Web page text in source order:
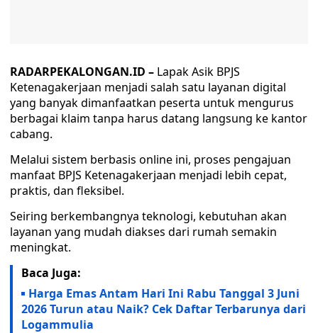
RADARPEKALONGAN.ID – Lapak Asik BPJS
Ketenagakerjaan menjadi salah satu layanan digital
yang banyak dimanfaatkan peserta untuk mengurus
berbagai klaim tanpa harus datang langsung ke kantor
cabang.
Melalui sistem berbasis online ini, proses pengajuan
manfaat BPJS Ketenagakerjaan menjadi lebih cepat,
praktis, dan fleksibel.
Seiring berkembangnya teknologi, kebutuhan akan
layanan yang mudah diakses dari rumah semakin
meningkat.
Baca Juga:
Harga Emas Antam Hari Ini Rabu Tanggal 3 Juni
2026 Turun atau Naik? Cek Daftar Terbarunya dari
Logammulia